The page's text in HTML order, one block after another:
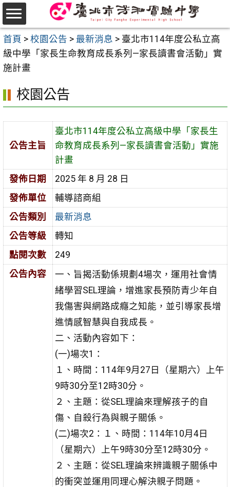
跳
至
主
要
內
首頁 > 校園公告 > 最新消息 > 臺北市114年度公私立高
級中學「家長生命教育成長系列—家長讀書會活動」實
施計畫
校園公告
公告主旨
臺北市114年度公私立高級中學「家長生
命教育成長系列—家長讀書會活動」實施
計畫
發佈日期
2025 年 8 月 28 日
發佈單位
輔導諮商組
公告類別
最新消息
公告等級
轉知
點閱次數
249
公告內容
一、旨揭活動係規劃4場次，運用社會情
緒學習SEL理論，增進家長預防青少年自
我傷害與網路成癮之知能，並引導家長增
進情感智慧與自我成長。
二、活動內容如下：
(一)場次1：
１、時間：114年9月27日（星期六）上午
9時30分至12時30分。
２、主題：從SEL理論來理解孩子的自
傷、自殺行為與親子關係。
(二)場次2：１、時間：114年10月4日
（星期六）上午9時30分至12時30分。
２、主題：從SEL理論來辨識親子關係中
的衝突並運用同理心解決親子問題。
選
單